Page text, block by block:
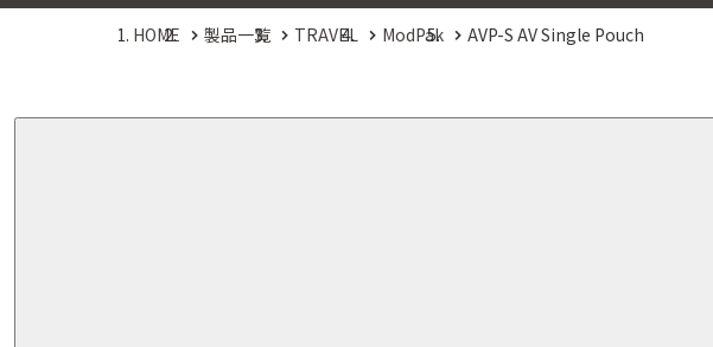
HOME 製品一覧 TRAVEL ModPak AVP-S AV Single Pouch